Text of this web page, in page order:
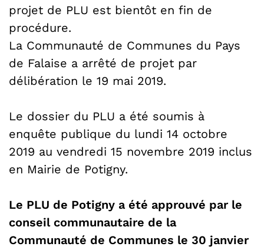
projet de PLU est bientôt en fin de
procédure.
La Communauté de Communes du Pays
de Falaise a arrêté de projet par
délibération le 19 mai 2019.
Le dossier du PLU a été soumis à
enquête publique du lundi 14 octobre
2019 au vendredi 15 novembre 2019 inclus
en Mairie de Potigny.
Le PLU de Potigny a été approuvé par le
conseil communautaire de la
Communauté de Communes le 30 janvier